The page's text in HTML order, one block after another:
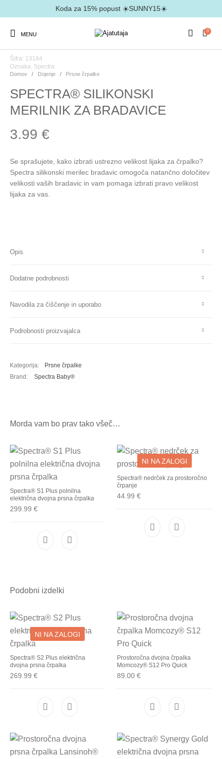
Koda za 15% popust ☀️SUNNY15☀️
MENU
0
Domov / Dojenje / Prsne črpalke
SPECTRA® SILIKONSKI
MERILNIK ZA BRADAVICE
3.99€
Kategorija:
Prsne črpalke
Brand:
Spectra Baby®
Se sprašujete, kako izbrati ustrezno velikost lijaka za črpalko?
Spectra silikonski merilec bradavic omogoča natančno določitev
velikosti vaših bradavic in vam pomaga izbrati pravo velikost
lijaka za vas.
Opis
Dodatne podrobnosti
Navodila za čiščenje in uporabo
Podrobnosti proizvajalca
Šifra: 13184
Oznaka: Spectra
Morda vam bo prav tako všeč…
Spectra® S1 Plus polnilna
električna dvojna prsna črpalka
299.99€
NI NA ZALOGI
Spectra® nedrček za prostoročno
črpanje
44.99 €
Podobni izdelki
NI NA ZALOGI
Spectra® S2 Plus električna
dvojna prsna črpalka
269.99€
Prostoročna dvojna črpalka
Momcozy® S12 Pro Quick
89.00 €